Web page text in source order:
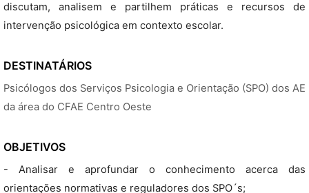
discutam, analisem e partilhem práticas e recursos de
intervenção psicológica em contexto escolar.
DESTINATÁRIOS
Psicólogos dos Serviços Psicologia e Orientação (SPO) dos AE
da área do CFAE Centro Oeste
OBJETIVOS
- Analisar e aprofundar o conhecimento acerca das
orientações normativas e reguladores dos SPO´s;